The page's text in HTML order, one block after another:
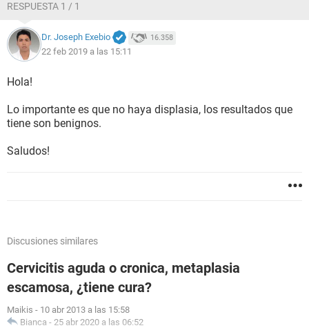
RESPUESTA 1 / 1
Dr. Joseph Exebio 16.358
22 feb 2019 a las 15:11
Hola!
Lo importante es que no haya displasia, los resultados que
tiene son benignos.
Saludos!
Discusiones similares
Cervicitis aguda o cronica, metaplasia
escamosa, ¿tiene cura?
Maikis - 10 abr 2013 a las 15:58
Bianca - 25 abr 2020 a las 06:52